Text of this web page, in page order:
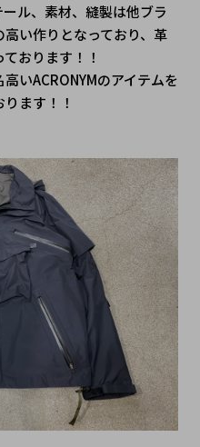
ル、素材、縫製は他ブラ
い作りとなっており、革
おります！！
いACRONYMのアイテムを
ます！！